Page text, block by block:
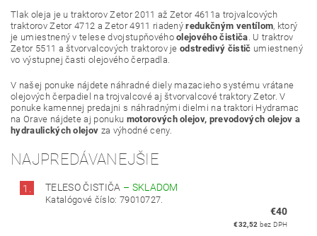
Tlak oleja je u traktorov Zetor 2011 až Zetor 4611a trojvalcových
traktorov Zetor 4712 a Zetor 4911 riadený redukčným ventílom, ktorý
je umiestnený v telese dvojstupňovéhoolejového čističa. U traktrov
Zetor 5511 a štvorvalcových traktorov je odstredivý čistič umiestnený
vo výstupnej časti olejového čerpadla.
V našej ponuke nájdete náhradné diely mazacieho systému vrátane
olejových čerpadiel na trojvalcové aj štvorvalcové traktory Zetor. V
ponuke kamennej predajni s náhradnými dielmi na traktori Hydramac
na Orave nájdete aj ponuku motorových olejov, prevodových olejov a
hydraulických olejov za výhodné ceny.
NAJPREDÁVANEJŠIE
1. TELESO ČISTIČA – SKLADOM
Katalógové číslo: 79010727.
€40
€32,52 bez DPH